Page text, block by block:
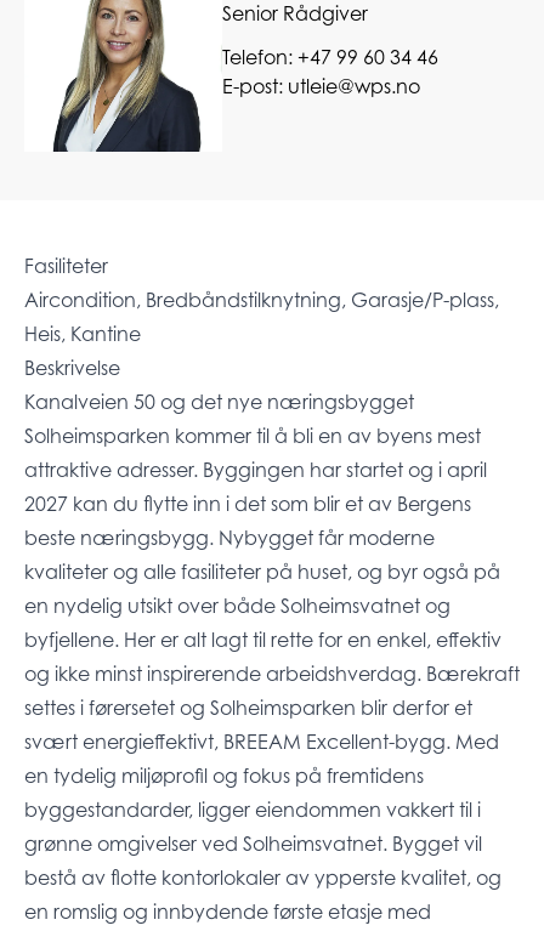
Senior Rådgiver
Telefon:+47 99 60 34 46
E-post: utleie@wps.no
Fasiliteter
Aircondition, Bredbåndstilknytning, Garasje/P-plass,
Heis, Kantine
Beskrivelse
Kanalveien 50 og det nye næringsbygget
Solheimsparken kommer til å bli en av byens mest
attraktive adresser. Byggingen har startet og i april
2027 kan du flytte inn i det som blir et av Bergens
beste næringsbygg. Nybygget får moderne
kvaliteter og alle fasiliteter på huset, og byr også på
en nydelig utsikt over både Solheimsvatnet og
byfjellene. Her er alt lagt til rette for en enkel, effektiv
og ikke minst inspirerende arbeidshverdag. Bærekraft
settes i førersetet og Solheimsparken blir derfor et
svært energieffektivt, BREEAM Excellent-bygg. Med
en tydelig miljøprofil og fokus på fremtidens
byggestandarder, ligger eiendommen vakkert til i
grønne omgivelser ved Solheimsvatnet. Bygget vil
bestå av flotte kontorlokaler av ypperste kvalitet, og
en romslig og innbydende første etasje med